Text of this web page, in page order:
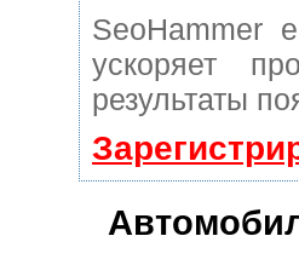
SeoHammer
ускоряет
результаты